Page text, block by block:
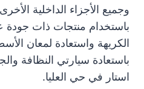
وجميع الأجزاء الداخلية
باستخدام منتجات ذات جودة
الكريهة واستعادة لمعان
باستعادة سيارتي النظافة
استار في حي العليا.